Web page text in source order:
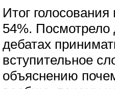
Итог
54%.
дебатах
вступительное
объяснению